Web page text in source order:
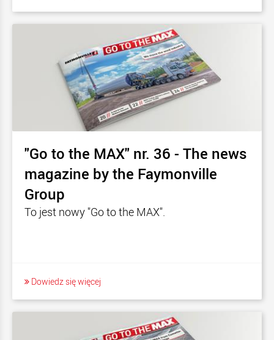
"Go to the MAX" nr. 36 - The news
magazine by the Faymonville
Group
To jest nowy "Go to the MAX".
Dowiedz się więcej